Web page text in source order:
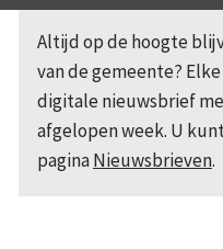
Altijd op de hoogte
van de gemeente?
digitale nieuwsbrief
afgelopen week. U
paginaNieuwsbrieven.